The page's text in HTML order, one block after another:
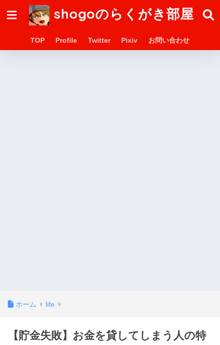
shogoのらくがき部屋
TOP Profile Twitter Pixiv お問い合わせ
ホーム life
【貯金失敗】お金を貸してしまう人の特